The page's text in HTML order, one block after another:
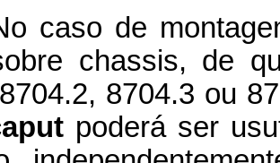
caso de
chassis, de
8704.3 ou
poderá ser